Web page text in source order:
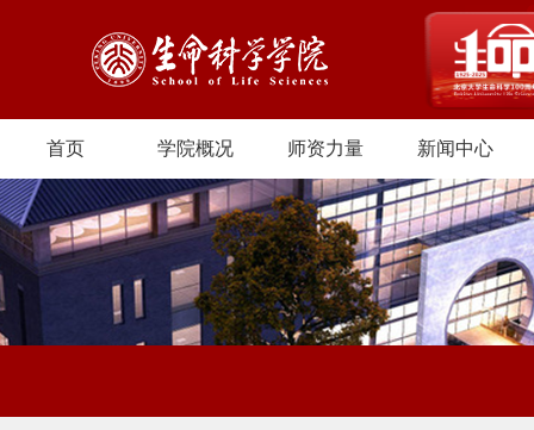
首页 学院概况 师资力量 新闻中心